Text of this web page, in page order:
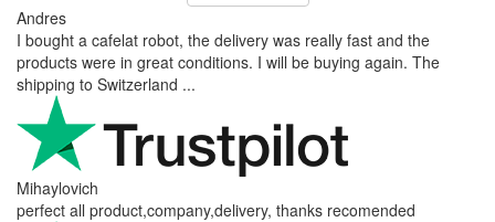
Andres
I bought a cafelat robot, the delivery was really fast and the
products were in great conditions. I will be buying again. The
shipping to Switzerland ...
Mihaylovich
perfect all product,company,delivery, thanks recomended